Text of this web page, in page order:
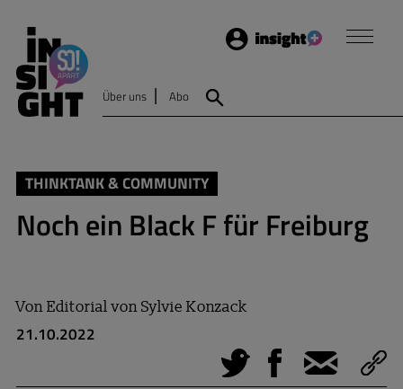
Login
Über uns Abo
THINKTANK & COMMUNITY
Noch ein Black F für Freiburg
VonEditorial von Sylvie Konzack
21.10.2022
Tweet Facebook
E-Mail